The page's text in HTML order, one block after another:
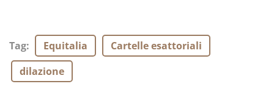
Tag: Equitalia
Cartelle esattoriali
dilazione